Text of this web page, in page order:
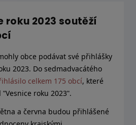
roku 2023 soutěží
obce podávat své přihlášky
2023. Do sedmadvacátého
celkem 175 obcí, které
"Vesnice roku 2023".
a června budou přihlášené